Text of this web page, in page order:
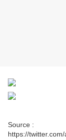
Source :
https://